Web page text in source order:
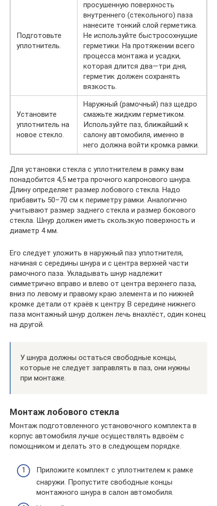
Подготовьте
уплотнитель.
просушенную поверхность
внутреннего (стекольного) паза
нанесите тонкий слой герметика.
Не используйте быстросохнущие
герметики. На протяжении всего
процесса монтажа и усадки,
которая длится два—три дня,
герметик должен сохранять
вязкость.
Установите
уплотнитель на
новое стекло.
Наружный (рамочный) паз щедро
смажьте жидким герметиком.
Используйте паз, ближайший к
салону автомобиля, именно в
него должна войти кромка рамки.
Для установки стекла с уплотнителем в рамку вам
понадобится 4,5 метра прочного капронового шнура.
Длину определяет размер лобового стекла. Надо
прибавить 50–70 см к периметру рамки. Аналогично
учитывают размер заднего стекла и размер бокового
стекла. Шнур должен иметь скользкую поверхность и
диаметр 4 мм.
Его следует уложить в наружный паз уплотнителя,
начиная с середины шнура и с центра верхней части
рамочного паза. Укладывать шнур надлежит
симметрично вправо и влево от центра верхнего паза,
вниз по левому и правому краю элемента и по нижней
кромке детали от краёв к центру. В середине нижнего
паза монтажный шнур должен лечь внахлёст, один конец
на другой.
У шнура должны остаться свободные концы,
которые не следует заправлять в паз, они нужны
при монтаже.
Монтаж лобового стекла
Монтаж подготовленного установочного комплекта в
корпус автомобиля лучше осуществлять вдвоём с
помощником и делать это в следующем порядке.
Приложите комплект с уплотнителем к рамке
снаружи. Пропустите свободные концы
монтажного шнура в салон автомобиля.